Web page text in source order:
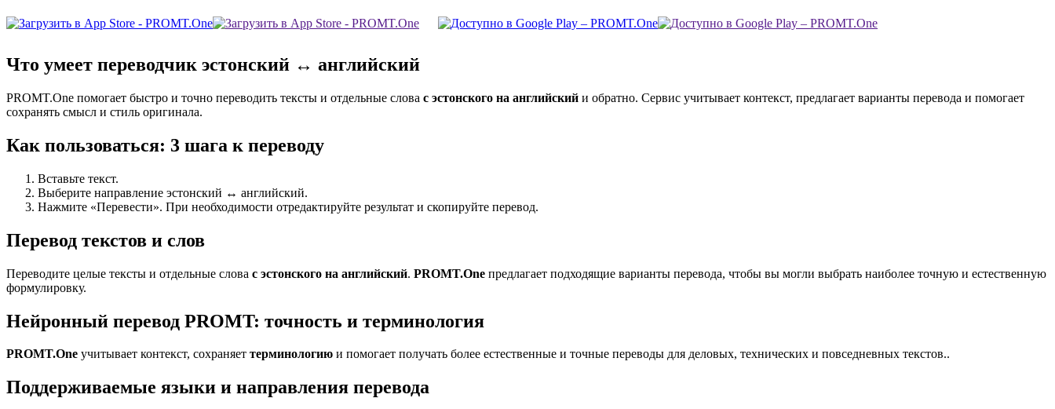
Что умеет переводчик эстонский ↔ английский
PROMT.One помогает быстро и точно переводить тексты и отдельные слова с эстонского на английский и обратно. Сервис учитывает контекст, предлагает варианты перевода и помогает
сохранять смысл и стиль оригинала.
Как пользоваться: 3 шага к переводу
Вставьте текст.
Выберите направление эстонский ↔ английский.
Нажмите «Перевести». При необходимости отредактируйте результат и скопируйте перевод.
Перевод текстов и слов
Переводите целые тексты и отдельные слова с эстонского на английский. PROMT.One предлагает подходящие варианты перевода, чтобы вы могли выбрать наиболее точную и естественную
формулировку.
Нейронный перевод PROMT: точность и терминология
PROMT.One учитывает контекст, сохраняет терминологию и помогает получать более естественные и точные переводы для деловых, технических и повседневных текстов..
Поддерживаемые языки и направления перевода